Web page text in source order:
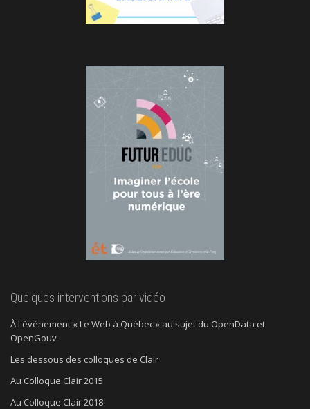
Quelques interventions par vidéo
À l'événement « Le Web à Québec » au sujet du OpenData et
OpenGouv
Les dessous des colloques de Clair
Au Colloque Clair 2015
Au Colloque Clair 2018